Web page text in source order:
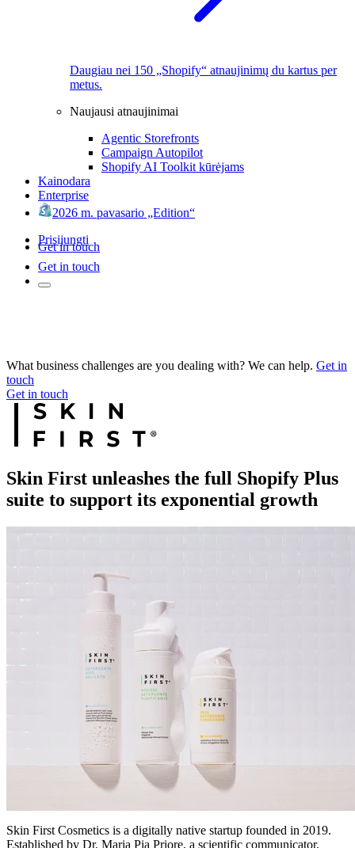
Daugiau nei 150 „Shopify“ atnaujinimų du kartus per
metus.
Naujausi atnaujinimai
Agentic Storefronts
Campaign Autopilot
Shopify AI Toolkit kūrėjams
Kainodara
Enterprise
2026 m. pavasario „Edition“
Prisijungti
Get in touch
Get in touch
What business challenges are you dealing with? We can help. Get in
touch
Get in touch
Skin First unleashes the full Shopify Plus
suite to support its exponential growth
Skin First Cosmetics is a digitally native startup founded in 2019.
Established by Dr. Maria Pia Priore, a scientific communicator,